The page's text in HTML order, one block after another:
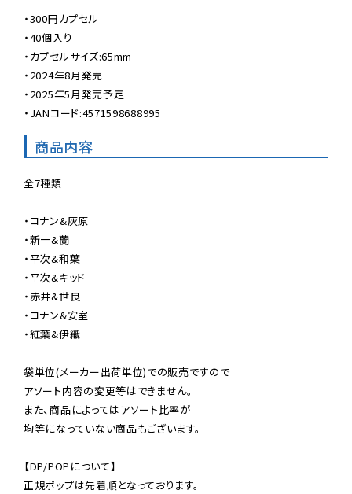
・300円カプセル
・40個入り
・カプセルサイズ:65mm
・2024年8月発売
・2025年5月発売予定
・JANコード:4571598688995
商品内容
全7種類
・コナン&灰原
・新一&蘭
・平次&和葉
・平次&キッド
・赤井&世良
・コナン&安室
・紅葉&伊織
袋単位(メーカー出荷単位)での販売ですので
アソート内容の変更等はできません。
また、商品によってはアソート比率が
均等になっていない商品もございます。
【DP/POPについて】
正規ポップは先着順となっております。